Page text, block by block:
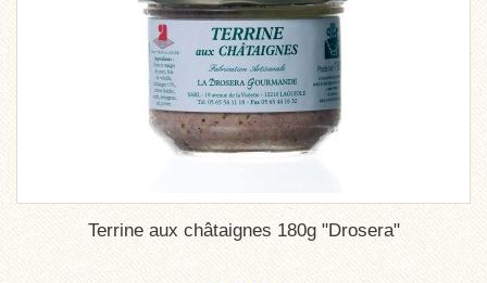
Terrine aux châtaignes 180g "Drosera"